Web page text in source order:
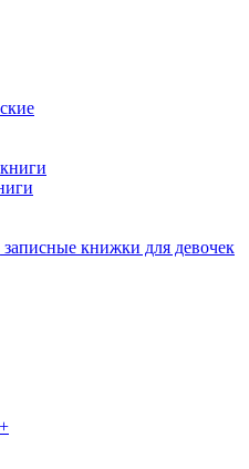
книжки для девочек